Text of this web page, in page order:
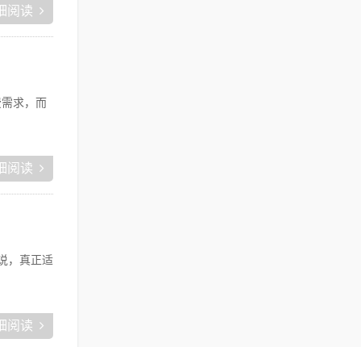
阅读
求，而
阅读
，真正适
阅读